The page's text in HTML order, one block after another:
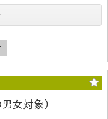
女対象）